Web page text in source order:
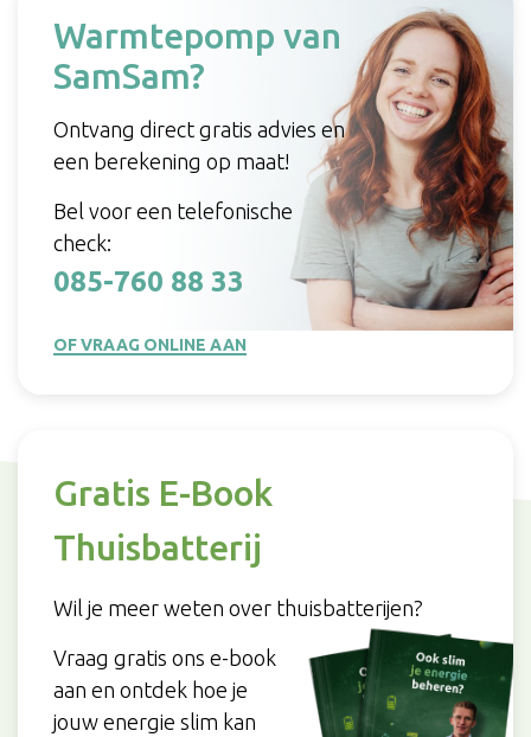
Warmtepomp van
SamSam?
Ontvang direct gratis advies en
een berekening op maat!
Bel voor een telefonische
check:
085-760 88 33
OF VRAAG ONLINE AAN
Gratis E-Book
Thuisbatterij
Wil je meer weten over thuisbatterijen?
Vraag gratis ons e-book
aan en ontdek hoe je
jouw energie slim kan